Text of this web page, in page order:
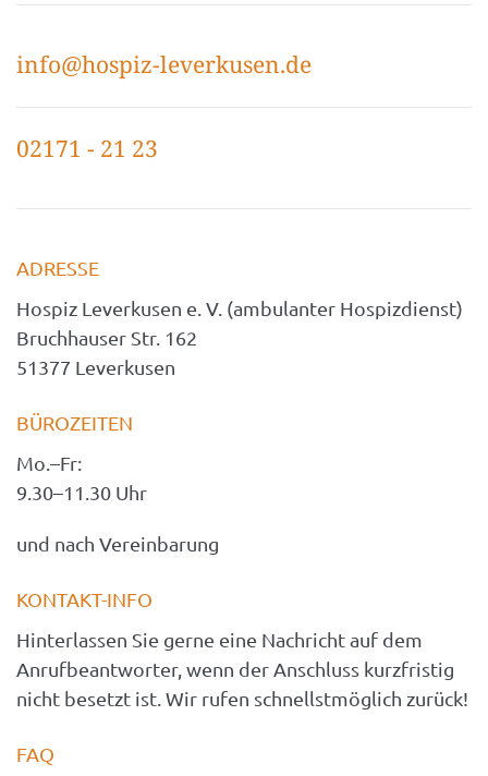
info@hospiz-leverkusen.de
02171 - 21 23
ADRESSE
Hospiz Leverkusen e. V. (ambulanter Hospizdienst)
Bruchhauser Str. 162
51377 Leverkusen
BÜROZEITEN
Mo.–Fr:
9.30–11.30 Uhr
und nach Vereinbarung
KONTAKT-INFO
Hinterlassen Sie gerne eine Nachricht auf dem
Anrufbeantworter, wenn der Anschluss kurzfristig
nicht besetzt ist. Wir rufen schnellstmöglich zurück!
FAQ